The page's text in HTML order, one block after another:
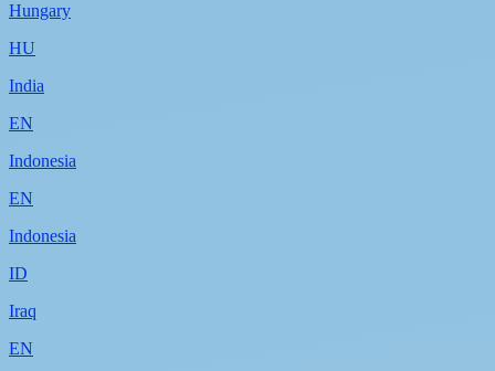
Hungary
HU
India
EN
Indonesia
EN
Indonesia
ID
Iraq
EN